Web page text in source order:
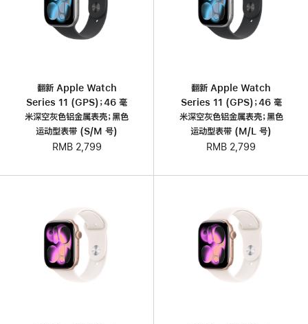
翻新 Apple Watch
Series 11 (GPS)；46 毫
米深空灰色铝金属表壳；黑色
运动型表带 (S/M 号)
RMB 2,799
翻新 Apple Watch
Series 11 (GPS)；46 毫
米深空灰色铝金属表壳；黑色
运动型表带 (M/L 号)
RMB 2,799